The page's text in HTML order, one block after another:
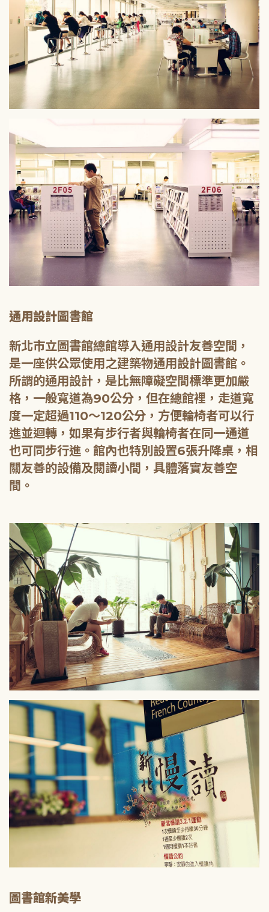
通用設計圖書館
新北市立圖書館總館導入通用設計友善空間，
是一座供公眾使用之建築物通用設計圖書館。
所謂的通用設計，是比無障礙空間標準更加嚴
格，一般寬道為90公分，但在總館裡，走道寬
度一定超過110～120公分，方便輪椅者可以行
進並迴轉，如果有步行者與輪椅者在同一通道
也可同步行進。館內也特別設置6張升降桌，相
關友善的設備及閱讀小間，具體落實友善空
間。
圖書館新美學